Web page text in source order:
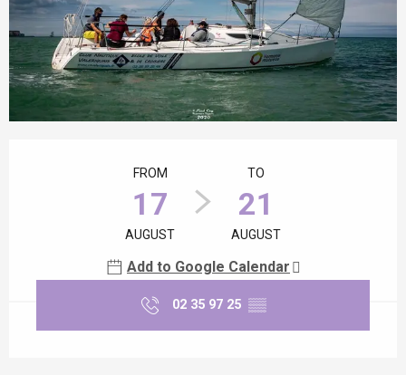
FROM
17
AUGUST
TO
21
AUGUST
Add to Google Calendar
02 35 97 25 ▒▒